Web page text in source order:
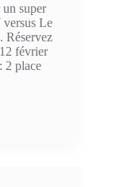
super
Le
Réservez
février
2 place